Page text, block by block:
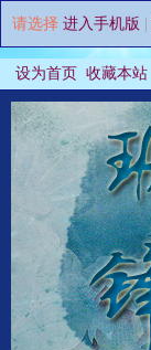
请选择 进入手机版
设为首页 收藏本站